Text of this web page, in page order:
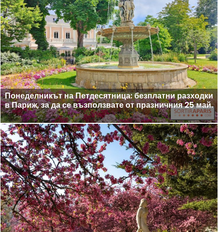
Понеделникът на Петдесятница: безплатни разходки
в Париж, за да се възползвате от празничния 25 май.